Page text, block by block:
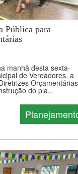
Pública para
manhã desta sexta-
de Vereadores, a
Orçamentárias
do pla...